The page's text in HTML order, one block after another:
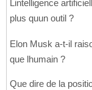
Lintelligence
plus quun outil ?
Elon Musk a-t-il
que lhumain ?
Que dire de la